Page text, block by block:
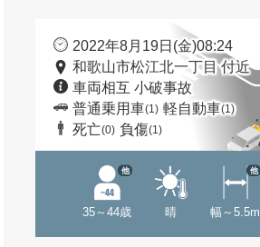
2022年8月19日(金)08:24
和歌山市松江北一丁目 付近
車両相互 小破事故
普通乗用車(1) 軽自動車(1)
死亡(0) 負傷(1)
35～44歳
他
晴 幅～5.5m
他